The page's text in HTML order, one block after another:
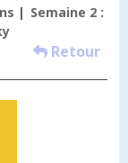
Semaine 2 :
Retour